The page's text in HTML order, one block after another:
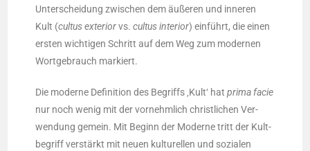
Unter­schei­dung zwi­schen dem äuße­ren und inne­ren
Kult (cul­tus exte­ri­orvs.cul­tus inte­ri­or) ein­führt, die einen
ers­ten wich­ti­gen Schritt auf dem Weg zum moder­nen
Wort­ge­brauch markiert.
Die moder­ne Defi­ni­ti­on des Begriffs ‚Kult‘ hatpri­ma facie
nur noch wenig mit der vor­nehm­lich christ­li­chen Ver­
wen­dung gemein. Mit Beginn der Moder­ne tritt der Kult­
be­griff ver­stärkt mit neu­en kul­tu­rel­len und sozia­len